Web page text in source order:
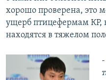
хорошо проверена, это
ущерб птицефермам КР,
находятся в тяжелом